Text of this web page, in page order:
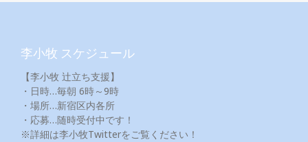
李小牧 スケジュール
【李小牧 辻立ち支援】
・日時…毎朝 6時～9時
・場所…新宿区内各所
・応募…随時受付中です！
※詳細は李小牧Twitterをご覧ください！